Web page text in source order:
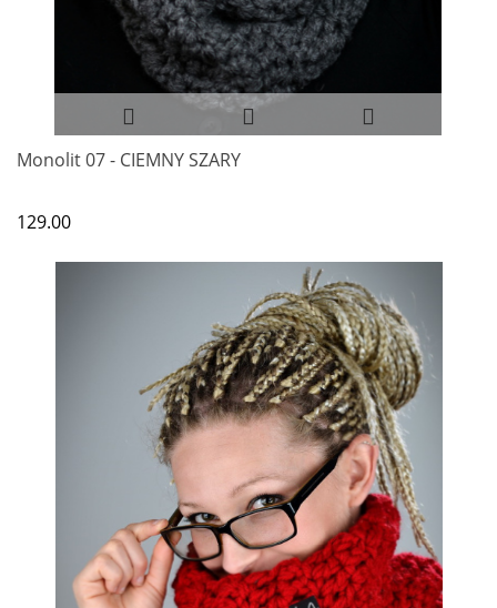
Monolit 07 - CIEMNY SZARY
129.00